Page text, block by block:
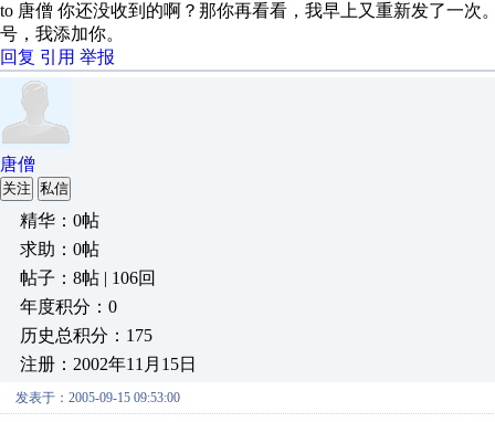
to 唐僧 你还没收到的啊？那你再看看，我早上又重新发了一
号，我添加你。
回复 引用 举报
唐僧
关注 私信
精华：0帖
求助：0帖
帖子：8帖 | 106回
年度积分：0
历史总积分：175
注册：2002年11月15日
发表于：2005-09-15 09:53:00